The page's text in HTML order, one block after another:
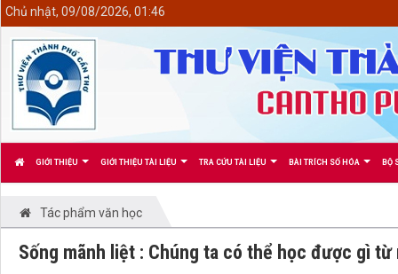
GIỚI THIỆU GIỚI THIỆU TÀI LIỆU TRA CỨU TÀI LIỆU BÀI TRÍCH SỐ HÓA BỘ
Chủ nhật, 09/08/2026, 01:46
Tác phẩm văn học
Sống mãnh liệt : Chúng ta có thể học được gì
<